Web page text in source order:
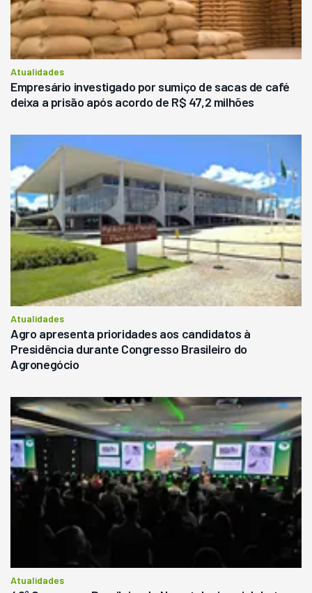
Atualidades
Empresário investigado por sumiço de sacas de café
deixa a prisão após acordo de R$ 47,2 milhões
Atualidades
Agro apresenta prioridades aos candidatos à
Presidência durante Congresso Brasileiro do
Agronegócio
Atualidades